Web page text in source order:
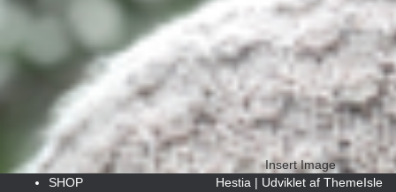
Insert Image
SHOP
Hestia | Udviklet af ThemeIsle